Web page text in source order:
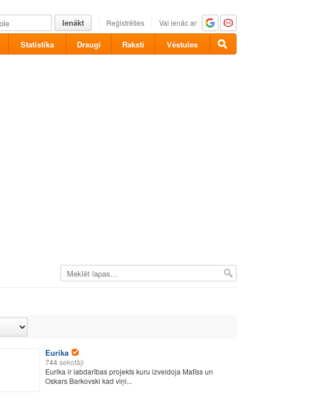
Ienākt Reģistrēties Vai ienāc ar
Statistika Draugi Raksti Vēstules
Eurika
744sekotāji
Eurika ir labdarības projekts kuru izveidoja Matīss un
Oskars Barkovski kad viņi...